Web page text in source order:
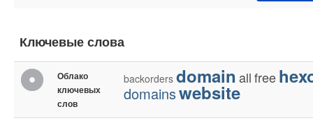
Ключевые слова
Облако
ключевых
слов
backorders domain allfree
domainswebsite